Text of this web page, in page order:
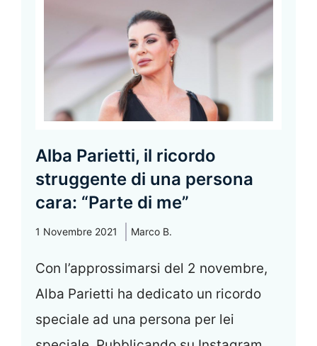
Alba Parietti, il ricordo
struggente di una persona
cara: “Parte di me”
1 Novembre 2021 Marco B.
Con l’approssimarsi del 2 novembre,
Alba Parietti ha dedicato un ricordo
speciale ad una persona per lei